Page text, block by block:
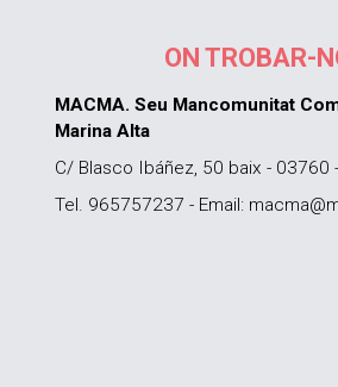
ON TROBAR-
MACMA. Seu Mancomunitat
Marina Alta
C/ Blasco Ibáñez, 50 baix - 03760
Tel. 965757237 - Email: